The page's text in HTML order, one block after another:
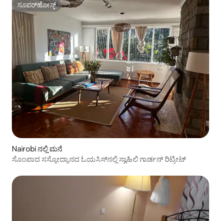
ಸೂಪರ್‌ಹೋಸ್ಟ್
ಸೂಪರ್‌ಹೋಸ್ಟ್
Nairobi ನಲ್ಲಿ ಮನೆ
ಸೊಂಪಾದ ಸಸ್ಯೋದ್ಯಾನದ ಓಯಸಿಸ್‌ನಲ್ಲಿ ಸ್ವಾಹಿಲಿ ಗಾರ್ಡನ್ ರಿಟ್ರೀಟ್